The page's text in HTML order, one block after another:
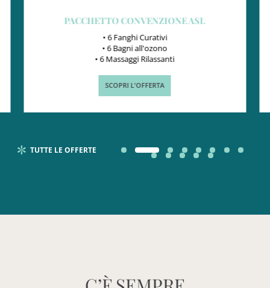
TENNIS EXPERIENCES
TUTTE LE OFFERTE